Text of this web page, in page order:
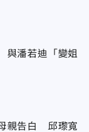
潘若迪「變姐
親告白 邱瓈寬